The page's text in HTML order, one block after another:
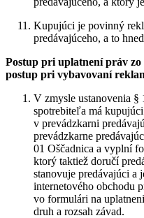
Kupujúci je povinný
predávajúceho, a to
Postup pri uplatnení práv
postup pri vybavovaní
V zmysle ustanovenia §
spotrebiteľa má
v prevádzkarni
prevádzkarne
01 Oščadnica a vyplní
ktorý taktiež doručí
stanovuje predávajúci a
internetového obchodu
vo formulári na
druh a rozsah závad.